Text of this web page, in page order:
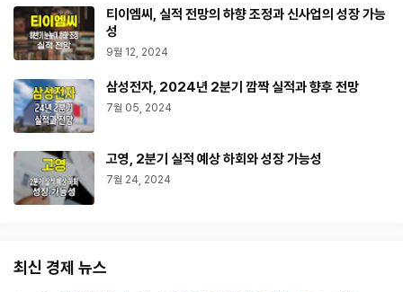
티이엠씨, 실적 전망의 하향 조정과 신사업의 성장 가능
성
9월 12, 2024
삼성전자, 2024년 2분기 깜짝 실적과 향후 전망
7월 05, 2024
고영, 2분기 실적 예상 하회와 성장 가능성
7월 24, 2024
최신 경제 뉴스